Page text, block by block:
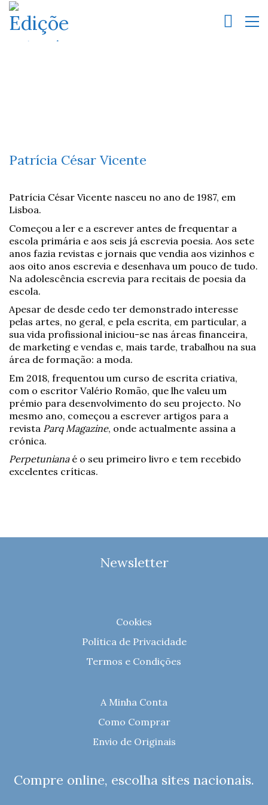
Patrícia César Vicente
Patrícia César Vicente nasceu no ano de 1987, em
Lisboa.
Começou a ler e a escrever antes de frequentar a
escola primária e aos seis já escrevia poesia. Aos sete
anos fazia revistas e jornais que vendia aos vizinhos e
aos oito anos escrevia e desenhava um pouco de tudo.
Na adolescência escrevia para recitais de poesia da
escola.
Apesar de desde cedo ter demonstrado interesse
pelas artes, no geral, e pela escrita, em particular, a
sua vida profissional iniciou-se nas áreas financeira,
de marketing e vendas e, mais tarde, trabalhou na sua
área de formação: a moda.
Em 2018, frequentou um curso de escrita criativa,
com o escritor Valério Romão, que lhe valeu um
prémio para desenvolvimento do seu projecto. No
mesmo ano, começou a escrever artigos para a
revista Parq Magazine, onde actualmente assina a
crónica.
Perpetunianaé o seu primeiro livro e tem recebido
excelentes críticas.
Newsletter
Cookies
Política de Privacidade
Termos e Condições
A Minha Conta
Como Comprar
Envio de Originais
Compre online, escolha sites nacionais.